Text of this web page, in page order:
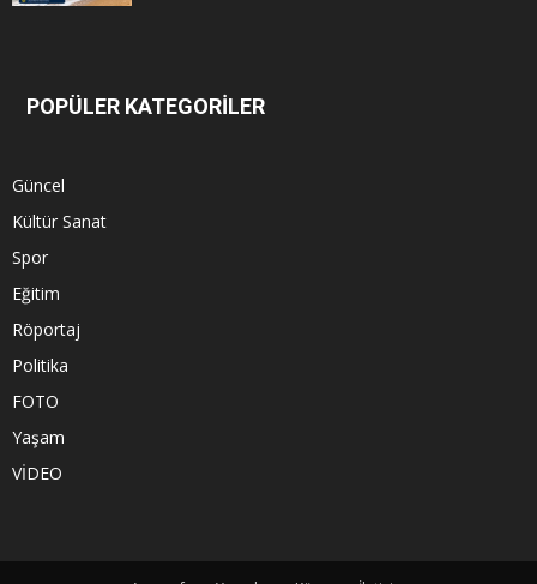
POPÜLER KATEGORİLER
Güncel
Kültür Sanat
Spor
Eğitim
Röportaj
Politika
FOTO
Yaşam
VİDEO